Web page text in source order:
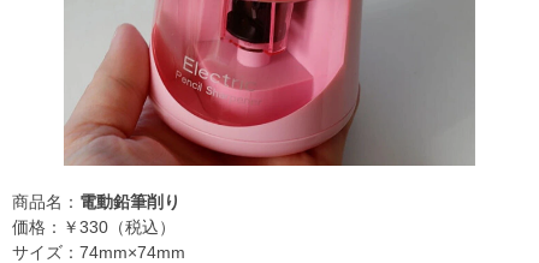
商品名： 電動鉛筆削り
価格：￥330（税込）
サイズ：74mm×74mm